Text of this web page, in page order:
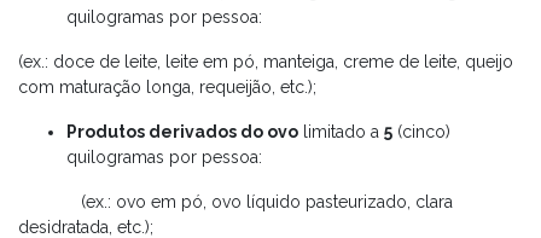
quilogramas por pessoa:
(ex.: doce de leite, leite em pó, manteiga, creme de leite, queijo
com maturação longa, requeijão, etc.);
Produtos derivados do ovo limitado a 5 (cinco)
quilogramas por pessoa:
(ex.: ovo em pó, ovo líquido pasteurizado, clara
desidratada, etc.);